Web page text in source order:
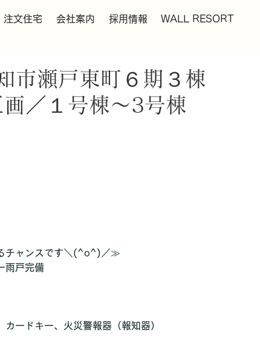
注文住宅 会社案内 採用情報 WALL RESORT
市瀬戸東町６期３棟
／１号棟～3号棟
チャンスです＼(^o^)／≫
雨戸完備
ードキー、火災警報器（報知器）